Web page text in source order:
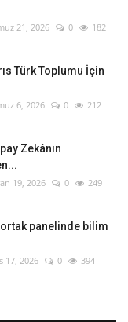
21, 2026 0 182
Türk Toplumu İçin
6, 2026 0 212
Zekânın
19, 2026 0 249
panelinde bilim
17, 2026 0 394